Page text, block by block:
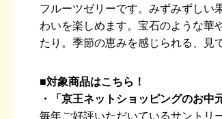
フルーツゼリーです。みずみずしい
わいを楽しめます。宝石のような華
たり。季節の恵みを感じられる、見
■対象商品はこちら！
・「京王ネットショッピングのお
毎年ご好評いただいているサントリ